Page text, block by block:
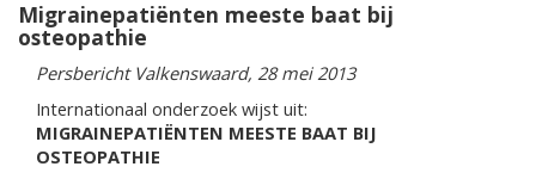
Migrainepatiënten meeste baat bij
osteopathie
Persbericht Valkenswaard, 28 mei 2013
Internationaal onderzoek wijst uit:
MIGRAINEPATIËNTEN MEESTE BAAT BIJ
OSTEOPATHIE